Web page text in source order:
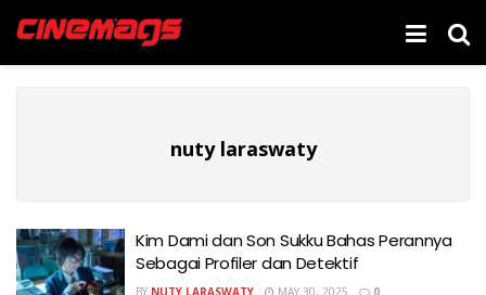
nuty laraswaty
Kim Dami dan Son Sukku Bahas Perannya
Sebagai Profiler dan Detektif
BY NUTY LARASWATY MAY 30, 2025 0